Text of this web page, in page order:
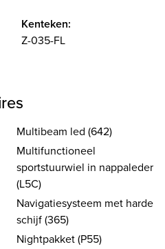
Kenteken:
Z-035-FL
Multibeam led (642)
Multifunctioneel
sportstuurwiel in nappaleder
(L5C)
Navigatiesysteem met harde
schijf (365)
Nightpakket (P55)